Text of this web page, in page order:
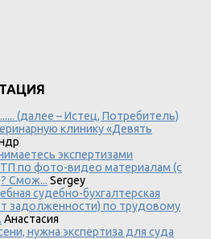
(далее – Истец, Потребитель)
клинику «Девять
экспертизами
по фото-видео материалам (с
Смож... Sergey
судебно-бухгалтерская
задолженности) по трудовому
Анастасия
нужна экспертиза для суда